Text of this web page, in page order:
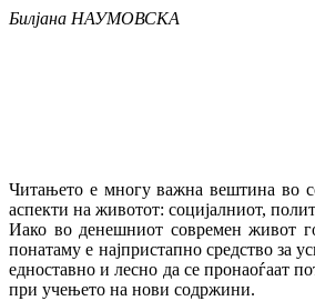
Билјана
Читањето е многу важна вештина во
аспекти на животот: социјалниот,
Иако во денешниот современ живот
понатаму е најпристапно средство за
едноставно и лесно да се пронаоѓаат
при учењето на нови содржини.